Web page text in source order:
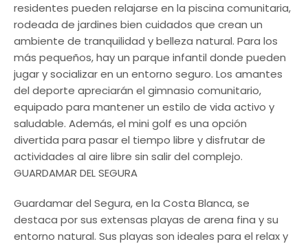
residentes pueden relajarse en la piscina comunitaria,
rodeada de jardines bien cuidados que crean un
ambiente de tranquilidad y belleza natural. Para los
más pequeños, hay un parque infantil donde pueden
jugar y socializar en un entorno seguro. Los amantes
del deporte apreciarán el gimnasio comunitario,
equipado para mantener un estilo de vida activo y
saludable. Además, el mini golf es una opción
divertida para pasar el tiempo libre y disfrutar de
actividades al aire libre sin salir del complejo.
GUARDAMAR DEL SEGURA
Guardamar del Segura, en la Costa Blanca, se
destaca por sus extensas playas de arena fina y su
entorno natural. Sus playas son ideales para el relax y